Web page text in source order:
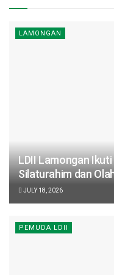
LAMONGAN
LDII Lamongan
Silaturahim dan
JULY 18, 2026
PEMUDA LDII